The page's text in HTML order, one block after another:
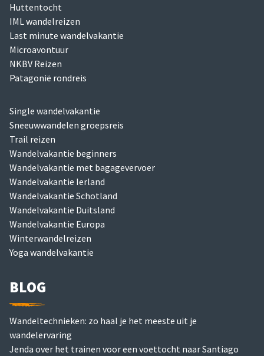
Huttentocht
IML wandelreizen
Last minute wandelvakantie
Microavontuur
NKBV Reizen
Patagonië rondreis
Single wandelvakantie
Sneeuwwandelen groepsreis
Trail reizen
Wandelvakantie beginners
Wandelvakantie met bagagevervoer
Wandelvakantie Ierland
Wandelvakantie Schotland
Wandelvakantie Duitsland
Wandelvakantie Europa
Winterwandelreizen
Yoga wandelvakantie
BLOG
Wandeltechnieken: zo haal je het meeste uit je
wandelervaring
Jenda over het trainen voor een voettocht naar Santiago